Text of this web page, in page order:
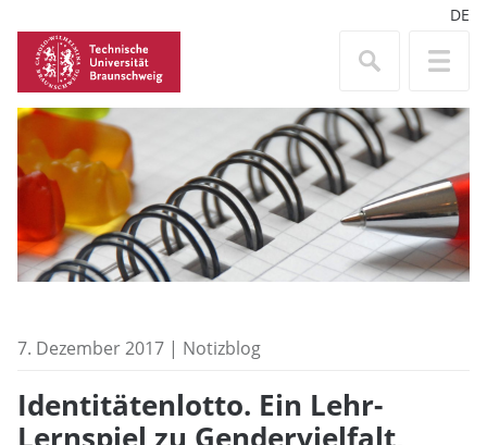
DE
7. Dezember 2017 | Notizblog
Identitätenlotto. Ein Lehr-